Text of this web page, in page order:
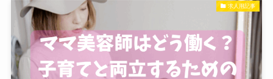
求人用記事